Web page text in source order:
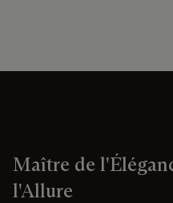
Maître de
l'Allure